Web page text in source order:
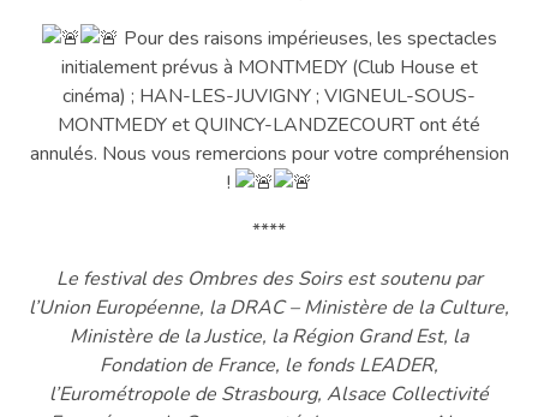
Pour des raisons impérieuses, les spectacles
initialement prévus à MONTMEDY (Club House et
cinéma) ; HAN-LES-JUVIGNY ; VIGNEUL-SOUS-
MONTMEDY et QUINCY-LANDZECOURT ont été
annulés. Nous vous remercions pour votre compréhension
!
****
Le festival des Ombres des Soirs est soutenu par
l’Union Européenne, la DRAC – Ministère de la Culture,
Ministère de la Justice, la Région Grand Est, la
Fondation de France, le fonds LEADER,
l’Eurométropole de Strasbourg, Alsace Collectivité